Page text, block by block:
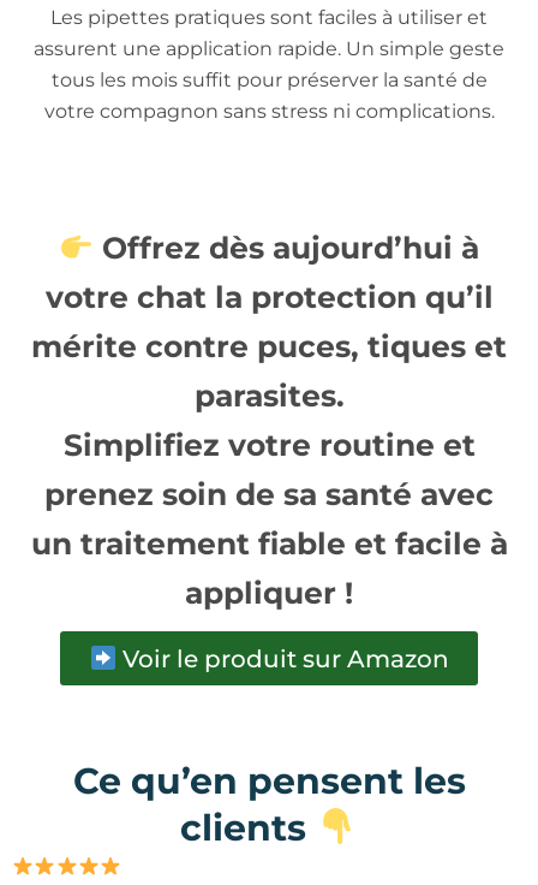
Les pipettes pratiques sont faciles à utiliser et
assurent une application rapide. Un simple geste
tous les mois suffit pour préserver la santé de
votre compagnon sans stress ni complications.
Offrez dès aujourd’hui à
votre chat la protection qu’il
mérite contre puces, tiques et
parasites.
Simplifiez votre routine et
prenez soin de sa santé avec
un traitement fiable et facile à
appliquer !
Voir le produit sur Amazon
Ce qu’en pensent les
clients